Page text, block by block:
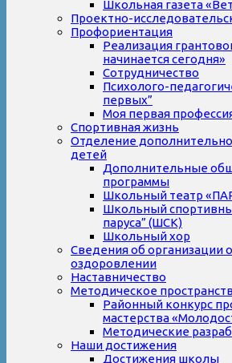
Школьная газета
Проектно-
Профориентация
Реализация
начинается сегодня»
Сотрудничество
Психолого-
первых”
Моя первая
Спортивная жизнь
Отделение
детей
Дополнительные
программы
Школьный театр
Школьный
паруса” (ШСК)
Школьный хор
Сведения об организации
оздоровлении
Наставничество
Методическое
Районный конкурс
мастерства
Методические
Наши достижения
Достижения школы